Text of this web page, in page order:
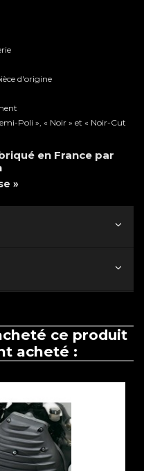
d'origine
Poli », « Noir » et « Noir-Cut
en France par
»
ce produit
acheté :